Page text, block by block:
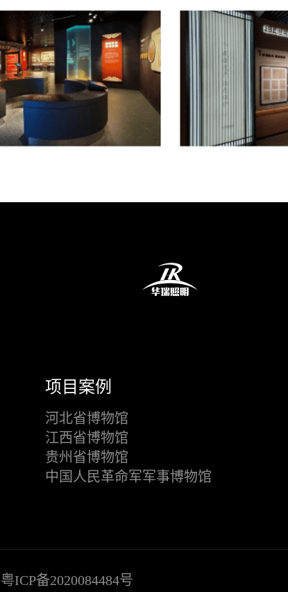
项目案例
河北省博物馆
江西省博物馆
贵州省博物馆
中国人民革命军军事博物馆
粤ICP备2020084484号